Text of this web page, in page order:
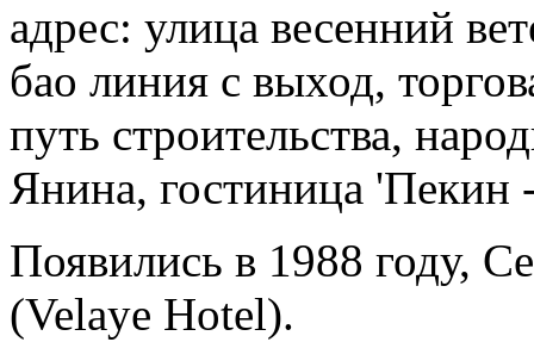
адрес: улица весенний
бао линия с выход,
путь строительства,
Янина, гостиница 'Пекин
Появились в 1988 году,
(Velaye Hotel).